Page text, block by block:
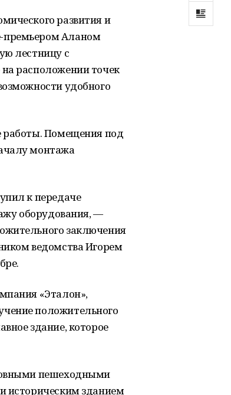
развития и
премьером Аланом
лестницу с
расположении точек
удобного
работы. Помещения под
монтажа
к передаче
оборудования, —
заключения
ведомства Игорем
«Эталон»,
положительного
здание, которое
пешеходными
историческим зданием